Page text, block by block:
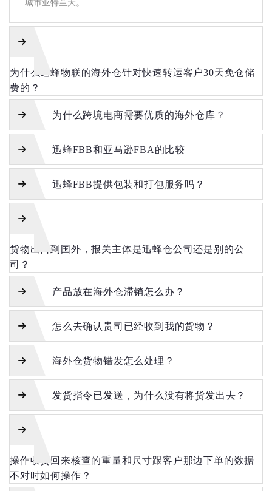
为什么迅蜂物联的海外仓针对快速转运客户30天免仓储
费的？
为什么跨境电商需要优质的海外仓库？
迅蜂FBB和亚马逊FBA的比较
迅蜂FBB提供包装和打包服务吗？
货物出口到国外，报关主体是迅蜂仓公司还是别的公
司？
产品放在海外仓滞销怎么办？
怎么去确认贵司已经收到我的货物？
海外仓货物错发怎么处理？
发货指令已发送，为什么没有将货发出去？
操作收货回来核查的重量和尺寸跟客户那边下单的数据
不对时如何操作？